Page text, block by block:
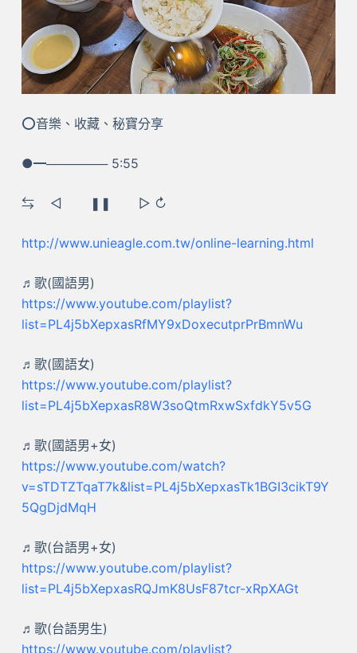
⭕音樂、收藏、秘寶分享
●━─────── 5:55
⇆ ㅤ◁ ㅤㅤ❚❚ ㅤㅤ▷ ↻
http://www.unieagle.com.tw/online-learning.html
♬歌(國語男)
https://www.youtube.com/playlist?
list=PL4j5bXepxasRfMY9xDoxecutprPrBmnWu
♬歌(國語女)
https://www.youtube.com/playlist?
list=PL4j5bXepxasR8W3soQtmRxwSxfdkY5v5G
♬歌(國語男+女)
https://www.youtube.com/watch?
v=sTDTZTqaT7k&list=PL4j5bXepxasTk1BGI3cikT9Y
5QgDjdMqH
♬歌(台語男+女)
https://www.youtube.com/playlist?
list=PL4j5bXepxasRQJmK8UsF87tcr-xRpXAGt
♬歌(台語男生)
https://www.youtube.com/playlist?